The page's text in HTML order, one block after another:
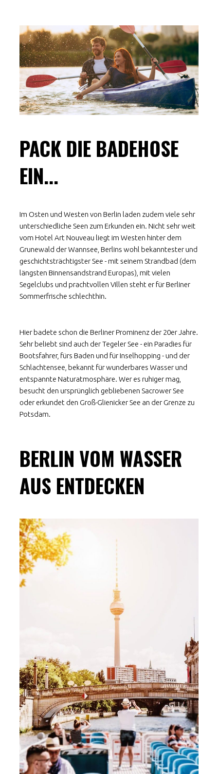
PACK DIE BADEHOSE
EIN...
Im Osten und Westen von Berlin laden zudem viele sehr
unterschiedliche Seen zum Erkunden ein. Nicht sehr weit
vom Hotel Art Nouveau liegt im Westen hinter dem
Grunewald der Wannsee, Berlins wohl bekanntester und
geschichtsträchtigster See - mit seinem Strandbad (dem
längsten Binnensandstrand Europas), mit vielen
Segelclubs und prachtvollen Villen steht er für Berliner
Sommerfrische schlechthin.
Hier badete schon die Berliner Prominenz der 20er Jahre.
Sehr beliebt sind auch der Tegeler See - ein Paradies für
Bootsfahrer, fürs Baden und für Inselhopping - und der
Schlachtensee, bekannt für wunderbares Wasser und
entspannte Naturatmosphäre. Wer es ruhiger mag,
besucht den ursprünglich gebliebenen Sacrower See
oder erkundet den Groß-Glienicker See an der Grenze zu
Potsdam.
BERLIN VOM WASSER
AUS ENTDECKEN